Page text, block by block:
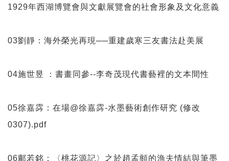
1929年西湖博覽會與文獻展覽會的社會形象及文化意義
03劉靜：海外榮光再現──重建歲寒三友書法赴美展
04施世昱 ：書畫同參--李奇茂現代書藝裡的文本間性
05徐嘉霠：在場@徐嘉霠-水墨藝術創作研究 (修改
0307).pdf
06鄺若銘：〈桃花源記〉之於趙孟頫的漁夫情結與筆墨